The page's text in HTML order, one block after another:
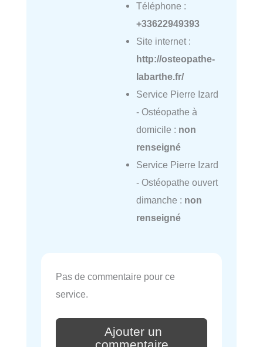
Téléphone :
+33622949393
Site internet :
http://osteopathe-
labarthe.fr/
Service Pierre Izard
- Ostéopathe à
domicile : non
renseigné
Service Pierre Izard
- Ostéopathe ouvert
dimanche : non
renseigné
Pas de commentaire pour ce
service.
Ajouter un